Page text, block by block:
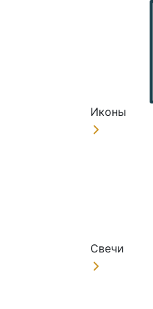
Иконы
Свечи